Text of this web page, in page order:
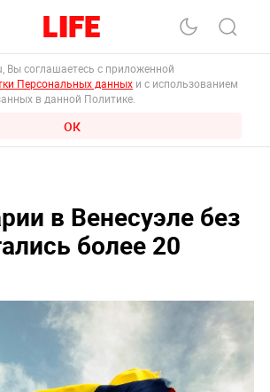
Вы соглашаетесь с приложенной
Персональных данных и с использованием
в данной Политике.
ОК
в Венесуэле без
более 20